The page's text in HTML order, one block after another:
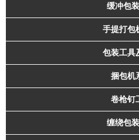
缓冲包
手提打包
包装工具
捆包机
卷枪钉
缠绕包